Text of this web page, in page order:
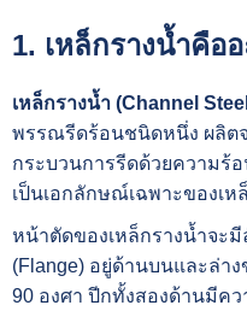
1. เหล็กรางน้ำคืออ
เหล็กรางน้ำ (Channel
พรรณรีดร้อนชนิดหนึ่ง ผลิต
กระบวนการรีดด้วยความร้
เป็นเอกลักษณ์เฉพาะของเ
หน้าตัดของเหล็กรางน้ำจะ
(Flange) อยู่ด้านบนและล่า
90 องศา ปีกทั้งสองด้านมีคว